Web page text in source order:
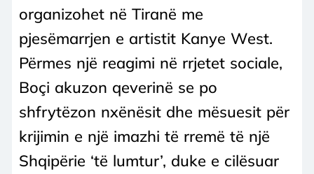
organizohet në Tiranë me
pjesëmarrjen e artistit Kanye West.
Përmes një reagimi në rrjetet sociale,
Boçi akuzon qeverinë se po
shfrytëzon nxënësit dhe mësuesit për
krijimin e një imazhi të rremë të një
Shqipërie ‘të lumtur’, duke e cilësuar